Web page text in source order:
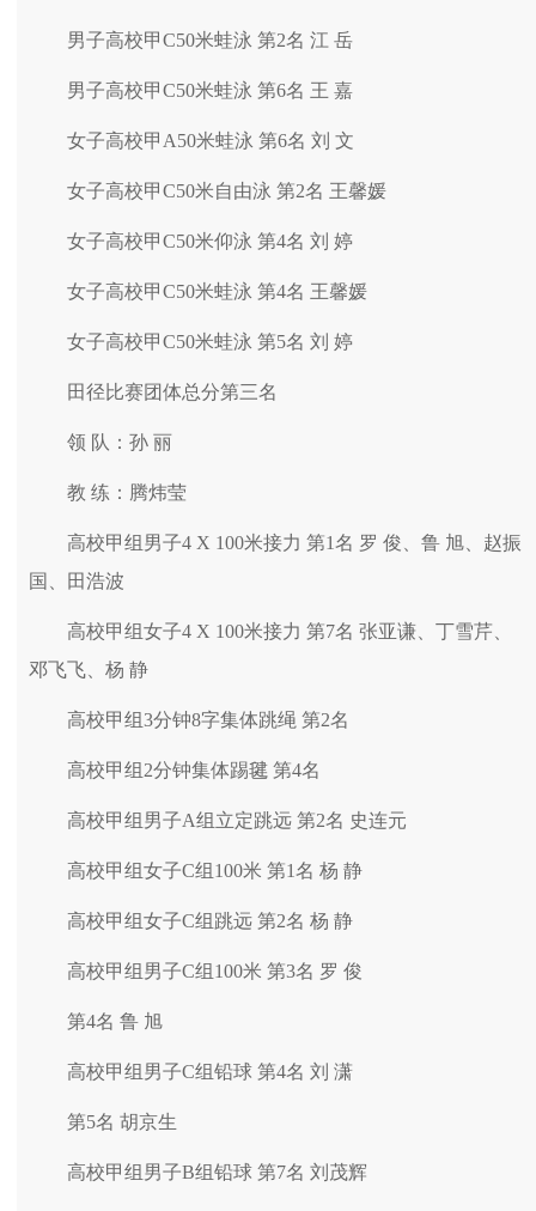
男子高校甲C50米蛙泳 第2名 江 岳
男子高校甲C50米蛙泳 第6名 王 嘉
女子高校甲A50米蛙泳 第6名 刘 文
女子高校甲C50米自由泳 第2名 王馨媛
女子高校甲C50米仰泳 第4名 刘 婷
女子高校甲C50米蛙泳 第4名 王馨媛
女子高校甲C50米蛙泳 第5名 刘 婷
田径比赛团体总分第三名
领 队：孙 丽
教 练：腾炜莹
高校甲组男子4 X 100米接力 第1名 罗 俊、鲁 旭、赵振
国、田浩波
高校甲组女子4 X 100米接力 第7名 张亚谦、丁雪芹、
邓飞飞、杨 静
高校甲组3分钟8字集体跳绳 第2名
高校甲组2分钟集体踢毽 第4名
高校甲组男子A组立定跳远 第2名 史连元
高校甲组女子C组100米 第1名 杨 静
高校甲组女子C组跳远 第2名 杨 静
高校甲组男子C组100米 第3名 罗 俊
第4名 鲁 旭
高校甲组男子C组铅球 第4名 刘 潇
第5名 胡京生
高校甲组男子B组铅球 第7名 刘茂辉